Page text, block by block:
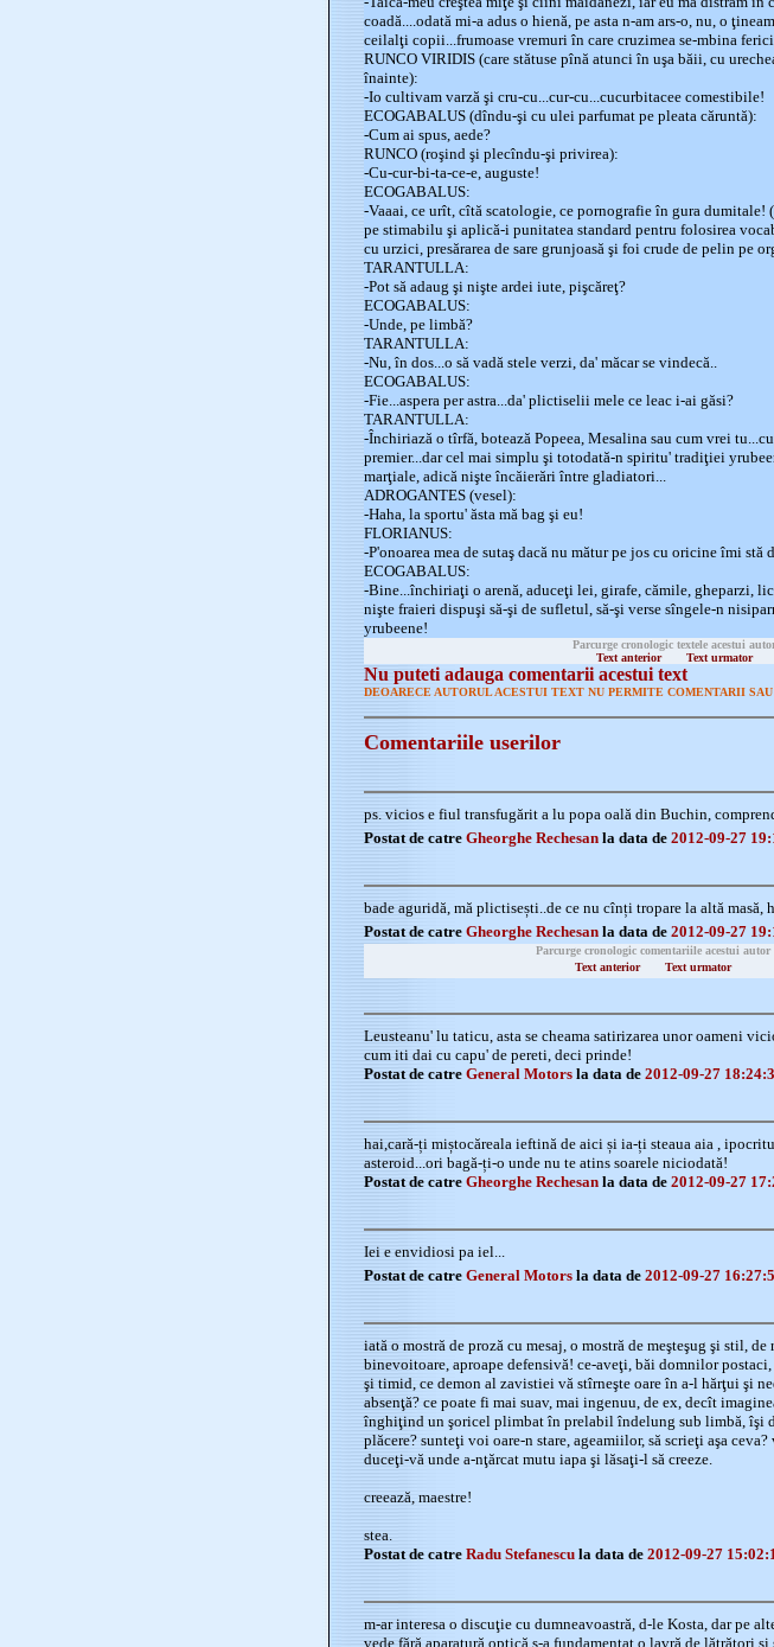
coadă....odată mi-a adus o hienă, pe asta n-am ars-o, nu, o
ceilalţi copii...frumoase vremuri în care cruzimea se-mbina
RUNCO VIRIDIS (care stătuse pînă atunci în uşa băii, cu
înainte):
-Io cultivam varză şi cru-cu...cur-cu...cucurbitacee comestibile!
ECOGABALUS (dîndu-şi cu ulei parfumat pe pleata căruntă):
-Cum ai spus, aede?
RUNCO (roşind şi plecîndu-şi privirea):
-Cu-cur-bi-ta-ce-e, auguste!
ECOGABALUS:
-Vaaai, ce urît, cîtă scatologie, ce pornografie în gura dumitale!
pe stimabilu şi aplică-i punitatea standard pentru folosirea
cu urzici, presărarea de sare grunjoasă şi foi crude de pelin pe
TARANTULLA:
-Pot să adaug şi nişte ardei iute, pişcăreţ?
ECOGABALUS:
-Unde, pe limbă?
TARANTULLA:
-Nu, în dos...o să vadă stele verzi, da' măcar se vindecă..
ECOGABALUS:
-Fie...aspera per astra...da' plictiselii mele ce leac i-ai găsi?
TARANTULLA:
-Închiriază o tîrfă, botează Popeea, Mesalina sau cum vrei
premier...dar cel mai simplu şi totodată-n spiritu' tradiţiei
marţiale, adică nişte încăierări între gladiatori...
ADROGANTES (vesel):
-Haha, la sportu' ăsta mă bag şi eu!
FLORIANUS:
-P'onoarea mea de sutaş dacă nu mătur pe jos cu oricine îmi stă
ECOGABALUS:
-Bine...închiriaţi o arenă, aduceţi lei, girafe, cămile, gheparzi,
nişte fraieri dispuşi să-şi de sufletul, să-şi verse sîngele-n
yrubeene!
Parcurge cronologic textele acestui
Text anterior
Text urmator
Nu puteti adauga comentarii acestui text
DEOARECE AUTORUL ACESTUI TEXT NU PERMITE COMENTARII
Comentariile userilor
ps. vicios e fiul transfugărit a lu popa oală din Buchin,
Postat de catre Gheorghe Rechesan la data de 2012-09-27
bade aguridă, mă plictisești..de ce nu cînți tropare la altă masă,
Postat de catre Gheorghe Rechesan la data de 2012-09-27
Parcurge cronologic comentariile acestui autor
Text anterior
Text urmator
Leusteanu' lu taticu, asta se cheama satirizarea unor oameni
cum iti dai cu capu' de pereti, deci prinde!
Postat de catre General Motors la data de 2012-09-27
hai,cară-ți miștocăreala ieftină de aici și ia-ți steaua aia ,
asteroid...ori bagă-ți-o unde nu te atins soarele niciodată!
Postat de catre Gheorghe Rechesan la data de 2012-09-27
Iei e envidiosi pa iel...
Postat de catre General Motors la data de 2012-09-27
iată o mostră de proză cu mesaj, o mostră de meşteşug şi stil,
binevoitoare, aproape defensivă! ce-aveţi, băi domnilor
şi timid, ce demon al zavistiei vă stîrneşte oare în a-l hărţui şi
absenţă? ce poate fi mai suav, mai ingenuu, de ex, decît
înghiţind un şoricel plimbat în prelabil îndelung sub limbă, îşi
plăcere? sunteţi voi oare-n stare, ageamiilor, să scrieţi aşa
duceţi-vă unde a-nţărcat mutu iapa şi lăsaţi-l să creeze.
creează, maestre!
stea.
Postat de catre Radu Stefanescu la data de 2012-09-27
m-ar interesa o discuţie cu dumneavoastră, d-le Kosta, dar pe
vede fără aparatură optică s-a fundamentat o lavră de lătrători